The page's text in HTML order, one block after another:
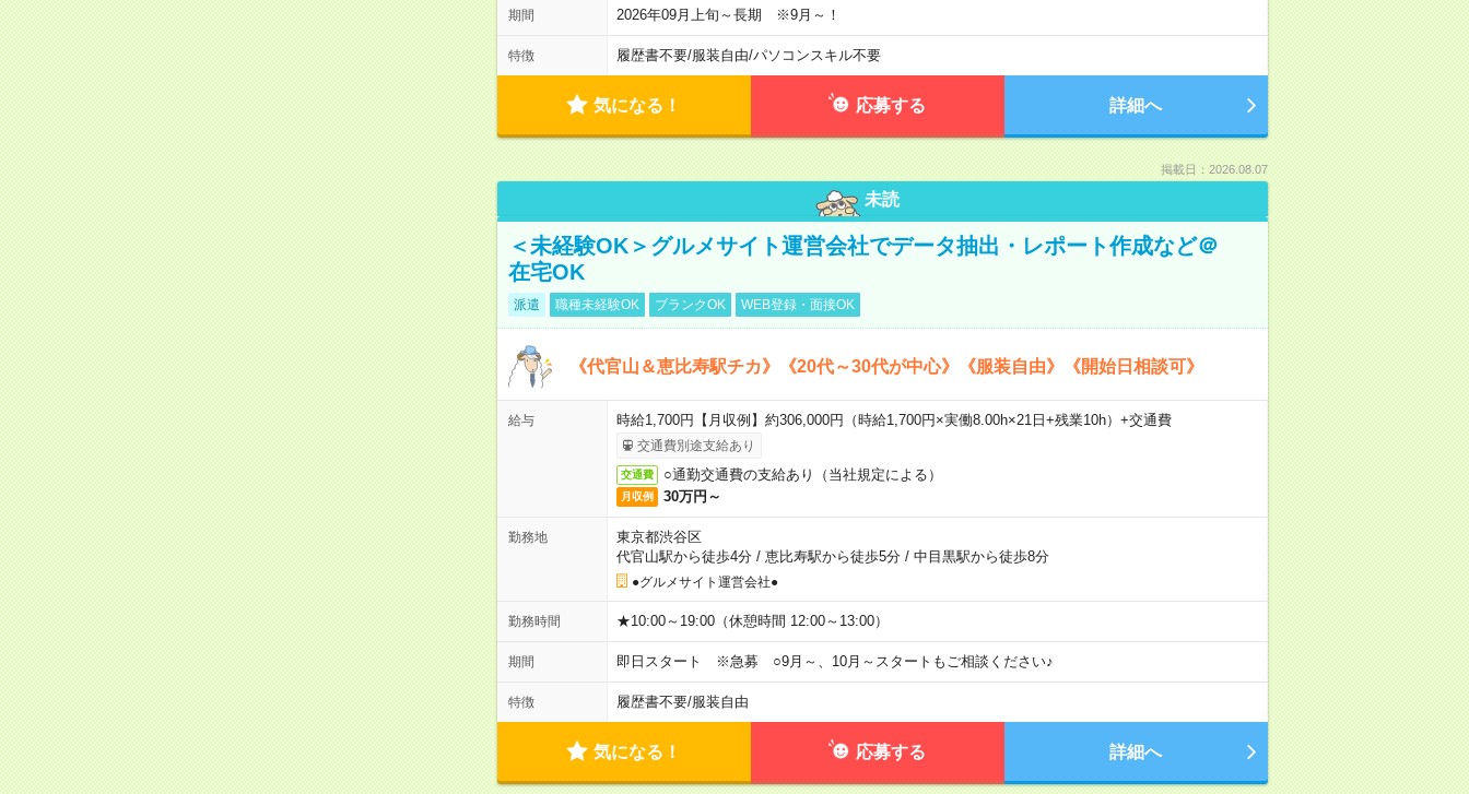
期間 2026年09月上旬～長期 ※9月～！
特徴 履歴書不要/服装自由/パソコンスキル不要
気になる！ 応募する 詳細へ
掲載日：2026.08.07
未読
＜未経験OK＞グルメサイト運営会社でデータ抽出・レポート作成など＠
在宅OK
派遣 職種未経験OK ブランクOK WEB登録・面接OK
《代官山＆恵比寿駅チカ》《20代～30代が中心》《服装自由》《開始日相談可》
給与 時給1,700円【月収例】約306,000円（時給1,700円×実働8.00h×21日+残業10h）+交通費
交通費別途支給あり
交通費 ○通勤交通費の支給あり（当社規定による）
月収例 30万円～
勤務地
東京都渋谷区
代官山駅から徒歩4分/ 恵比寿駅から徒歩5分/ 中目黒駅から徒歩8分
●グルメサイト運営会社●
勤務時間 ★10:00～19:00（休憩時間 12:00～13:00）
期間 即日スタート ※急募 ○9月～、10月～スタートもご相談ください♪
特徴 履歴書不要/服装自由
気になる！ 応募する 詳細へ